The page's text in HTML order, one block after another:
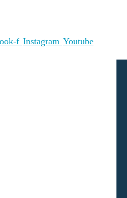
f Instagram Youtube